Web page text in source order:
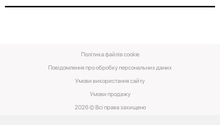
2026 © Всі права захищено
Повідомлення про обробку персональних даних
Умови використання сайту
Умови‌ ‌продажу‌
Політика файлів cookie